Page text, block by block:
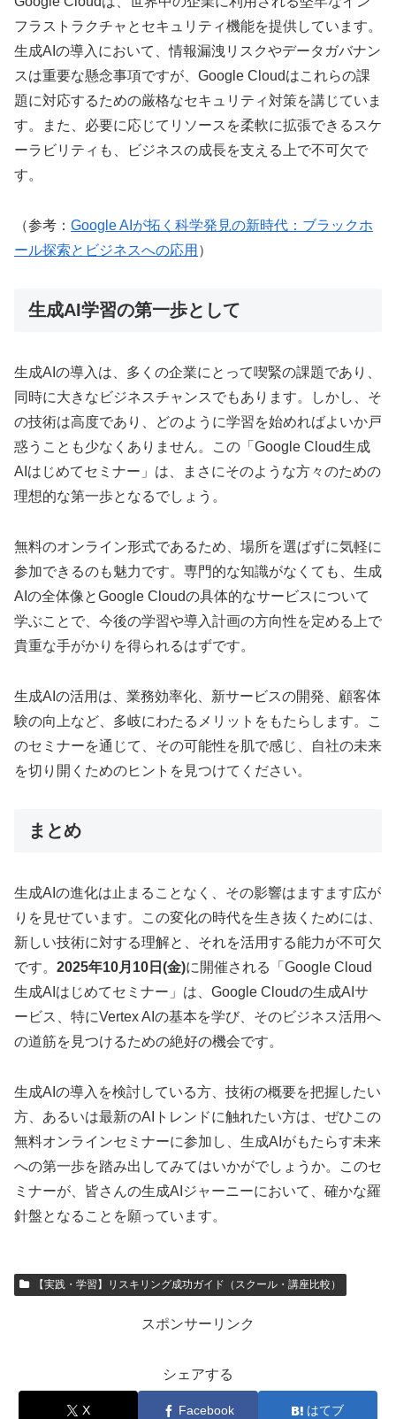
フラストラクチャとセキュリティ機能を提供しています。
生成AIの導入において、情報漏洩リスクやデータガバナン
スは重要な懸念事項ですが、Google Cloudはこれらの課
題に対応するための厳格なセキュリティ対策を講じていま
す。また、必要に応じてリソースを柔軟に拡張できるスケ
ーラビリティも、ビジネスの成長を支える上で不可欠で
す。
（参考： Google AIが拓く科学発見の新時代：ブラックホ
ール探索とビジネスへの応用 ）
生成AI学習の第一歩として
生成AIの導入は、多くの企業にとって喫緊の課題であり、
同時に大きなビジネスチャンスでもあります。しかし、そ
の技術は高度であり、どのように学習を始めればよいか戸
惑うことも少なくありません。この「Google Cloud生成
AIはじめてセミナー」は、まさにそのような方々のための
理想的な第一歩となるでしょう。
無料のオンライン形式であるため、場所を選ばずに気軽に
参加できるのも魅力です。専門的な知識がなくても、生成
AIの全体像とGoogle Cloudの具体的なサービスについて
学ぶことで、今後の学習や導入計画の方向性を定める上で
貴重な手がかりを得られるはずです。
生成AIの活用は、業務効率化、新サービスの開発、顧客体
験の向上など、多岐にわたるメリットをもたらします。こ
のセミナーを通じて、その可能性を肌で感じ、自社の未来
を切り開くためのヒントを見つけてください。
まとめ
生成AIの進化は止まることなく、その影響はますます広が
りを見せています。この変化の時代を生き抜くためには、
新しい技術に対する理解と、それを活用する能力が不可欠
です。 2025年10月10日(金)に開催される「Google Cloud
生成AIはじめてセミナー」は、Google Cloudの生成AIサ
ービス、特にVertex AIの基本を学び、そのビジネス活用へ
の道筋を見つけるための絶好の機会です。
生成AIの導入を検討している方、技術の概要を把握したい
方、あるいは最新のAIトレンドに触れたい方は、ぜひこの
無料オンラインセミナーに参加し、生成AIがもたらす未来
への第一歩を踏み出してみてはいかがでしょうか。このセ
ミナーが、皆さんの生成AIジャーニーにおいて、確かな羅
針盤となることを願っています。
【実践・学習】リスキリング成功ガイド（スクール・講座比較）
スポンサーリンク
シェアする
X Facebook はてブ